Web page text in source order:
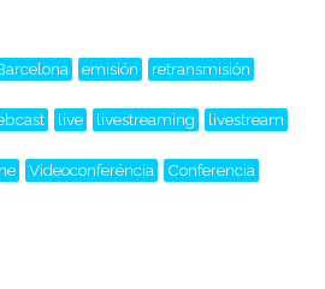
emisión retransmisión
live livestreaming livestream
Videoconferéncia Conferencia